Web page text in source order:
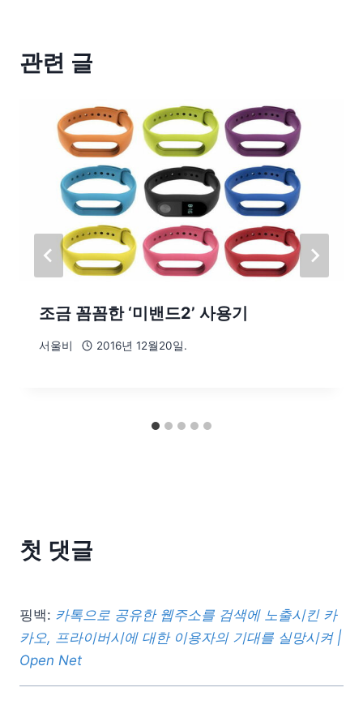
관련 글
조금 꼼꼼한 ‘미밴드2’ 사용기
서울비 2016년 12월20일.
첫 댓글
핑백: 카톡으로 공유한 웹주소를 검색에 노출시킨 카
카오, 프라이버시에 대한 이용자의 기대를 실망시켜 |
Open Net